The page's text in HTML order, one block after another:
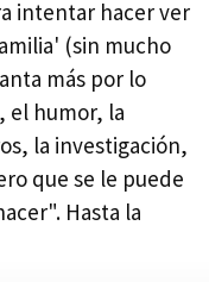
intentar hacer ver
(sin mucho
más por lo
el humor, la
la investigación,
que se le puede
Hasta la